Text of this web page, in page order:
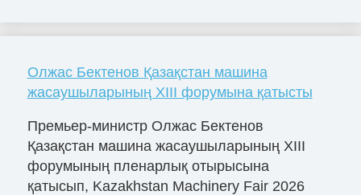
Олжас Бектенов Қазақстан машина
жасаушыларының XIII форумына қатысты
Премьер-министр Олжас Бектенов
Қазақстан машина жасаушыларының XIII
форумының пленарлық отырысына
қатысып, Kazakhstan Machinery Fair 2026